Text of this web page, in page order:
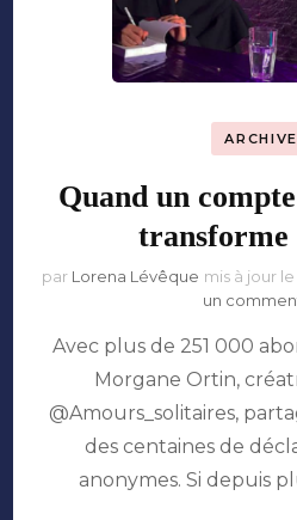
Quand un
transforme
par Lorena Lévêque mis à jour le
un
Avec plus de 251 000
Morgane Ortin,
@Amours_solitaires,
des centaines de
anonymes. Si depuis